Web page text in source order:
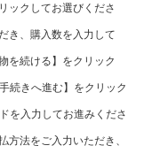
ックしてお選びくださ
き、購入数を入力して
を続ける】をクリック
へ進む】をクリック
入力してお進みくださ
方法をご入力いただき、